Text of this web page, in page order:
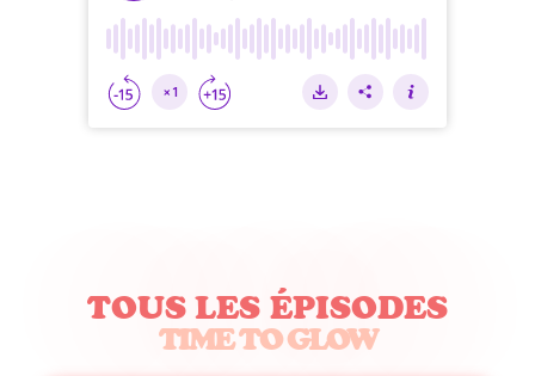
TOUS LES ÉPISODES
TIME TO GLOW